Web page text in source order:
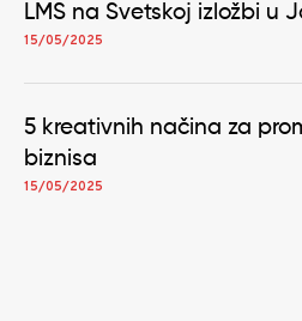
LMS na Svetskoj izložbi u
15/05/2025
5 kreativnih načina za
biznisa
15/05/2025